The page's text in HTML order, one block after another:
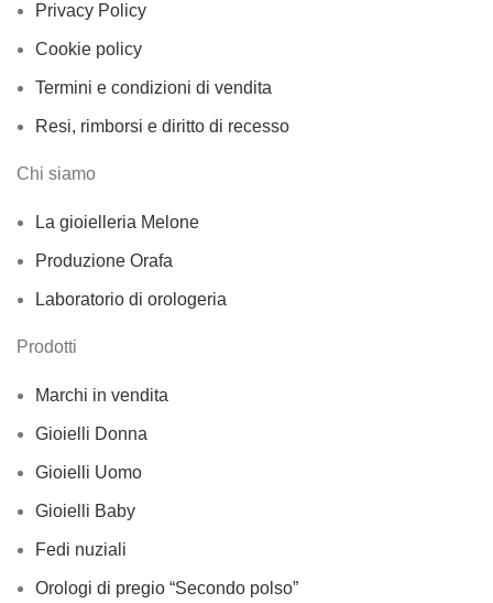
Privacy Policy
Cookie policy
Termini e condizioni di vendita
Resi, rimborsi e diritto di recesso
Chi siamo
La gioielleria Melone
Produzione Orafa
Laboratorio di orologeria
Prodotti
Marchi in vendita
Gioielli Donna
Gioielli Uomo
Gioielli Baby
Fedi nuziali
Orologi di pregio “Secondo polso”